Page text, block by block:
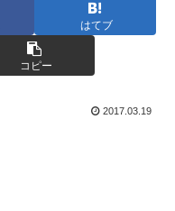
はてブ
コピー
2017.03.19